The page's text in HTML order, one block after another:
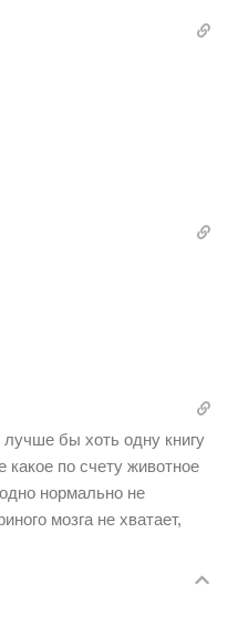
бы хоть одну книгу
какое по счету животное
нормально не
мозга не хватает,